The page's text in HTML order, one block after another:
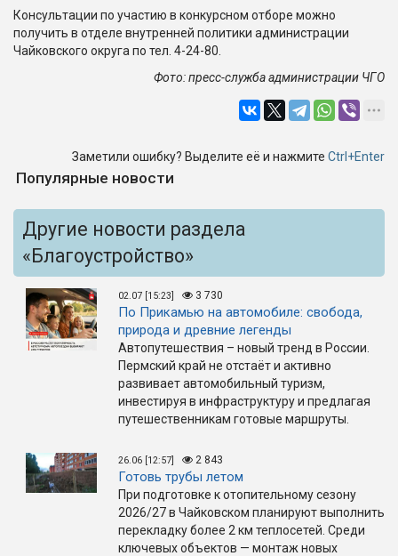
Консультации по участию в конкурсном отборе можно
получить в отделе внутренней политики администрации
Чайковского округа по тел. 4-24-80.
Фото: пресс-служба администрации ЧГО
Заметили ошибку? Выделите её и нажмите Ctrl+Enter
Популярные новости
Другие новости раздела
«Благоустройство»
02.07 [15:23] 3 730
По Прикамью на автомобиле: свобода,
природа и древние легенды
Автопутешествия – новый тренд в России.
Пермский край не отстаёт и активно
развивает автомобильный туризм,
инвестируя в инфраструктуру и предлагая
путешественникам готовые маршруты.
26.06 [12:57] 2 843
Готовь трубы летом
При подготовке к отопительному сезону
2026/27 в Чайковском планируют выполнить
перекладку более 2 км теплосетей. Среди
ключевых объектов — монтаж новых